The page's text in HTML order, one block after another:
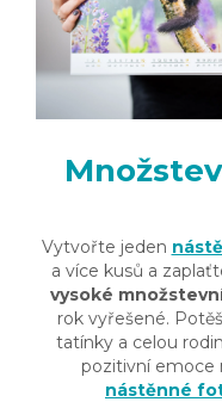
Vytvořte jeden
a více kusů a
vysoké
rok vyřešené.
tatínky a celou
pozitivní emoce
nástěnné